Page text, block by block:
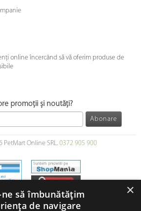
online încercând să vă oferim produse de
promoții și noutăți?
Abonare
PetMart Online SRL. 0372 905 900
×
să îmbunătățim
de navigare